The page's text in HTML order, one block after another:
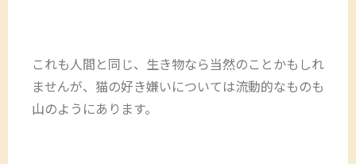
これも人間と同じ、生き物なら当然のことかもしれ
ませんが、猫の好き嫌いについては流動的なものも
山のようにあります。